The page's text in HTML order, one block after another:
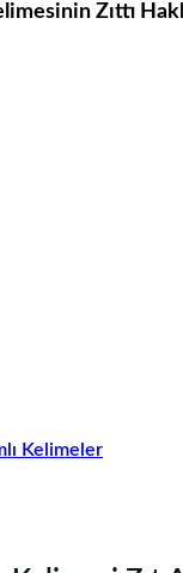
Zıttı
Kelimeler